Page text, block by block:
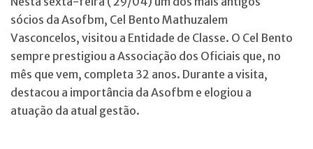
sócios da Asofbm, Cel Bento Mathuzalem
Vasconcelos, visitou a Entidade de Classe. O Cel Bento
sempre prestigiou a Associação dos Oficiais que, no
mês que vem, completa 32 anos. Durante a visita,
destacou a importância da Asofbm e elogiou a
atuação da atual gestão.